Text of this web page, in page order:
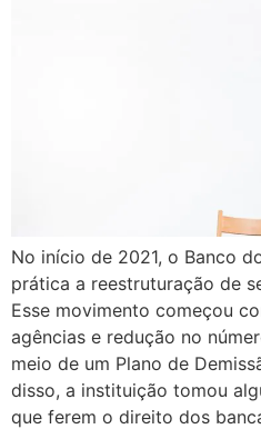
No início de 2021, o Banco
prática a reestruturação de
Esse movimento começou
agências e redução no
meio de um Plano de
disso, a instituição tomou
que ferem o direito dos